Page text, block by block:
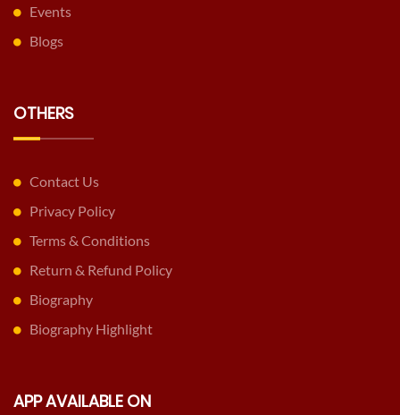
Events
Blogs
OTHERS
Contact Us
Privacy Policy
Terms & Conditions
Return & Refund Policy
Biography
Biography Highlight
APP AVAILABLE ON